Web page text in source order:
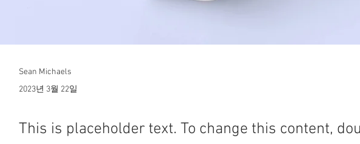
Sean Michaels
2023년 3월 22일
This is placeholder text. To change this content,